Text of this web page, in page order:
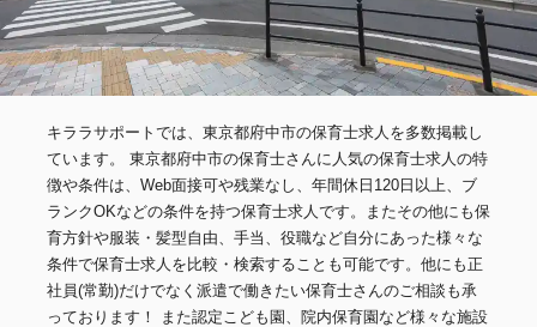
キララサポートでは、東京都府中市の保育士求人を多数掲載し
ています。 東京都府中市の保育士さんに人気の保育士求人の特
徴や条件は、Web面接可や残業なし、年間休日120日以上、ブ
ランクOKなどの条件を持つ保育士求人です。またその他にも保
育方針や服装・髪型自由、手当、役職など自分にあった様々な
条件で保育士求人を比較・検索することも可能です。他にも正
社員(常勤)だけでなく派遣で働きたい保育士さんのご相談も承
っております！ また認定こども園、院内保育園など様々な施設